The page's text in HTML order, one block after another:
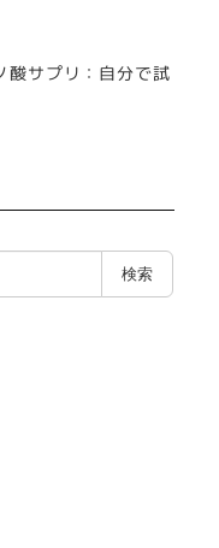
酸サプリ：自分で試
検索